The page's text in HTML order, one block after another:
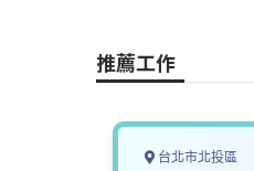
k
推薦工作
台北市北投區